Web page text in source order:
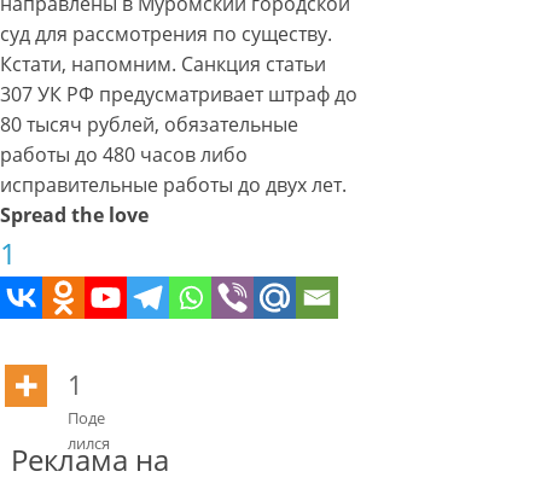
суд для рассмотрения по существу.
Кстати, напомним. Санкция статьи
307 УК РФ предусматривает штраф до
80 тысяч рублей, обязательные
работы до 480 часов либо
исправительные работы до двух лет.
Spread the love
1
1
Поде
лился
Реклама на